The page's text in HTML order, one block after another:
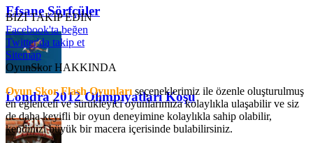
Efsane Sörfçüler
Londra 2012 Olimpiyatları Koşu
BİZİ TAKİP EDİN
Facebook'ta beğen
Twitter'da takip et
Sitemap
OyunSkor HAKKINDA
Oyun Skor Flash Oyunları seçeneklerimiz ile özenle oluşturulmuş
en eğlenceli ve sürükleyici oyunlarımıza kolaylıkla ulaşabilir ve siz
de daha keyifli bir oyun deneyimine kolaylıkla sahip olabilir,
kendinizi büyük bir macera içerisinde bulabilirsiniz.